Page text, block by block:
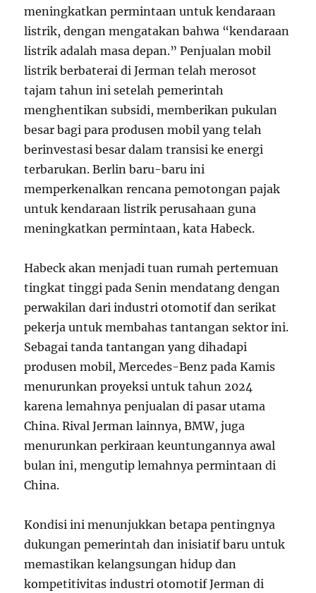
meningkatkan permintaan untuk kendaraan
listrik, dengan mengatakan bahwa “kendaraan
listrik adalah masa depan.” Penjualan mobil
listrik berbaterai di Jerman telah merosot
tajam tahun ini setelah pemerintah
menghentikan subsidi, memberikan pukulan
besar bagi para produsen mobil yang telah
berinvestasi besar dalam transisi ke energi
terbarukan. Berlin baru-baru ini
memperkenalkan rencana pemotongan pajak
untuk kendaraan listrik perusahaan guna
meningkatkan permintaan, kata Habeck.
Habeck akan menjadi tuan rumah pertemuan
tingkat tinggi pada Senin mendatang dengan
perwakilan dari industri otomotif dan serikat
pekerja untuk membahas tantangan sektor ini.
Sebagai tanda tantangan yang dihadapi
produsen mobil, Mercedes-Benz pada Kamis
menurunkan proyeksi untuk tahun 2024
karena lemahnya penjualan di pasar utama
China. Rival Jerman lainnya, BMW, juga
menurunkan perkiraan keuntungannya awal
bulan ini, mengutip lemahnya permintaan di
China.
Kondisi ini menunjukkan betapa pentingnya
dukungan pemerintah dan inisiatif baru untuk
memastikan kelangsungan hidup dan
kompetitivitas industri otomotif Jerman di